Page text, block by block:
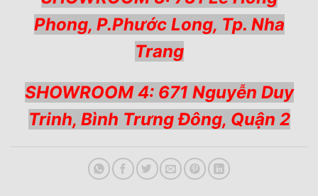
Phong, P.Phước Long, Tp. Nha
Trang
SHOWROOM 4: 671 Nguyễn Duy
Trinh, Bình Trưng Đông, Quận 2